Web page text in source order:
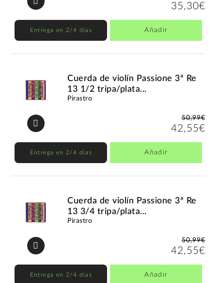
35,30€
Entrega en 2/4 días Añadir
Cuerda de violín Passione 3ª Re
13 1/2 tripa/plata...
Pirastro
50,99€
42,55€
Entrega en 2/4 días Añadir
Cuerda de violín Passione 3ª Re
13 3/4 tripa/plata...
Pirastro
50,99€
42,55€
Entrega en 2/4 días Añadir